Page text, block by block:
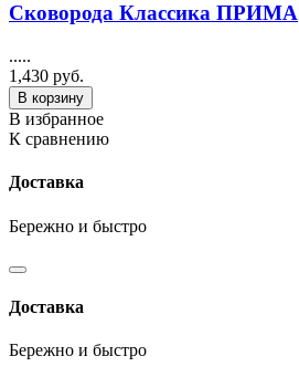
Сковорода Классика ПРИМА
.....
1,430 руб.
В корзину
В избранное
К сравнению
Доставка
Бережно и быстро
Доставка
Бережно и быстро